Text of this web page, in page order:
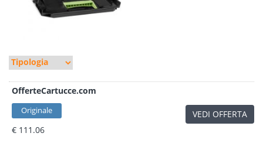
OfferteCartucce.com
Originale
€ 111.06
VEDI OFFERTA